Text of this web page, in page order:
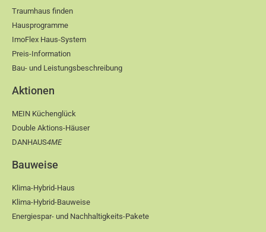
Traumhaus finden
Hausprogramme
ImoFlex Haus-System
Preis-Information
Bau- und Leistungsbeschreibung
Aktionen
MEIN Küchenglück
Double Aktions-Häuser
DANHAUS4ME
Bauweise
Klima-Hybrid-Haus
Klima-Hybrid-Bauweise
Energiespar- und Nachhaltigkeits-Pakete